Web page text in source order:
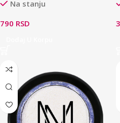
Na stanju
790 RSD